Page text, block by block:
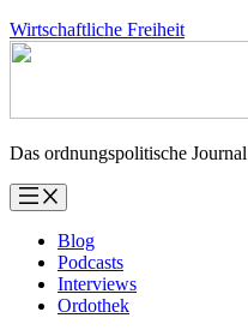
Zum
Inhalt
Wirtschaftliche Freiheit
Das ordnungspolitische Journal
Blog
Podcasts
Interviews
Ordothek